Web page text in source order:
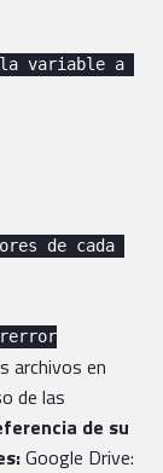
archivos en
de las
de su
Google Drive: